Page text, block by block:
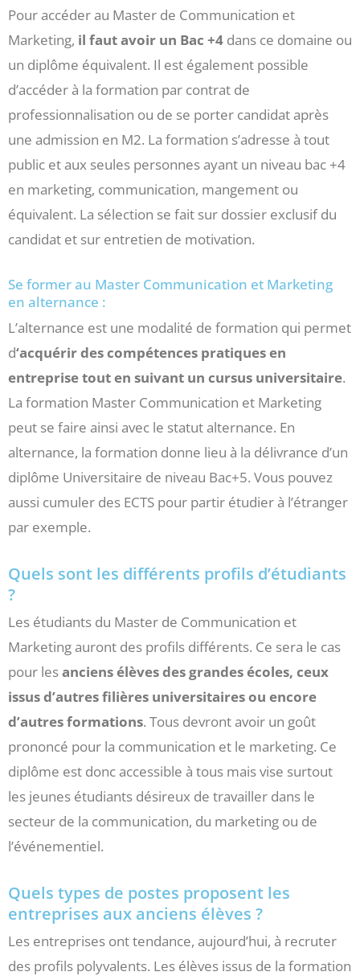
Pour accéder au Master de Communication et
Marketing, il faut avoir un Bac +4 dans ce domaine ou
un diplôme équivalent. Il est également possible
d’accéder à la formation par contrat de
professionnalisation ou de se porter candidat après
une admission en M2. La formation s’adresse à tout
public et aux seules personnes ayant un niveau bac +4
en marketing, communication, mangement ou
équivalent. La sélection se fait sur dossier exclusif du
candidat et sur entretien de motivation.
Se former au Master Communication et Marketing
en alternance :
L’alternance est une modalité de formation qui permet
d‘acquérir des compétences pratiques en
entreprise tout en suivant un cursus universitaire.
La formation Master Communication et Marketing
peut se faire ainsi avec le statut alternance. En
alternance, la formation donne lieu à la délivrance d’un
diplôme Universitaire de niveau Bac+5. Vous pouvez
aussi cumuler des ECTS pour partir étudier à l’étranger
par exemple.
Quels sont les différents profils d’étudiants
?
Les étudiants du Master de Communication et
Marketing auront des profils différents. Ce sera le cas
pour lesanciens élèves des grandes écoles, ceux
issus d’autres filières universitaires ou encore
d’autres formations. Tous devront avoir un goût
prononcé pour la communication et le marketing. Ce
diplôme est donc accessible à tous mais vise surtout
les jeunes étudiants désireux de travailler dans le
secteur de la communication, du marketing ou de
l’événementiel.
Quels types de postes proposent les
entreprises aux anciens élèves ?
Les entreprises ont tendance, aujourd’hui, à recruter
des profils polyvalents. Les élèves issus de la formation